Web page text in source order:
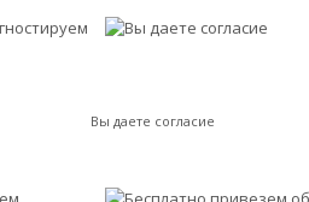
Вы даете согласие